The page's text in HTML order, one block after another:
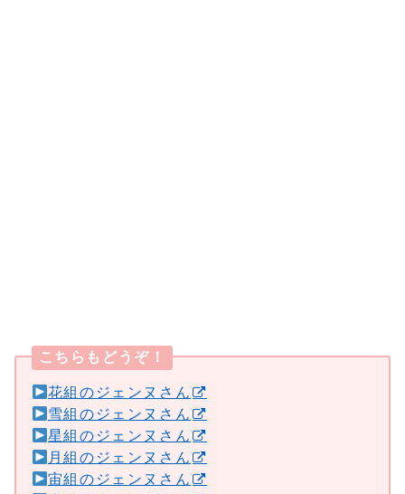
こちらもどうぞ！
花組のジェンヌさん
雪組のジェンヌさん
星組のジェンヌさん
月組のジェンヌさん
宙組のジェンヌさん